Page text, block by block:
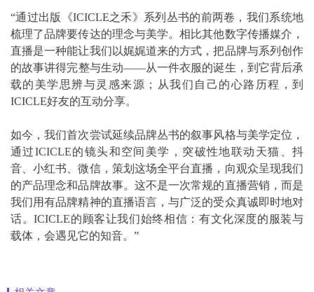
“通过出版《ICICLE之禾》系列丛书的前两卷，我们系统地
梳理了品牌要传达的理念与美学。相比其他数字传播媒介，
直播是一种能让我们以娓娓道来的方式，把品牌与系列创作
的故事讲得完整与生动——从一件衣服的诞生，到它背后承
载的美学思辨与灵感来源；从我们自己的心路历程，到
ICICLE好友的互动分享。
如今，我们首次尝试延续品牌丛书的叙事风格与美学定位，
通过ICICLE的镜头和空间美学，突破性地联动天猫、抖
音、小红书、微信，策划这场全平台直播，向观众呈现我们
的产品理念和品牌故事。这不是一次常规的直播营销，而是
我们用有品牌精神的直播语言，与广泛的受众真诚即时地对
话。ICICLE的顾客让我们始终相信：有文化深度的服装与
载体，会遇见它的知音。”